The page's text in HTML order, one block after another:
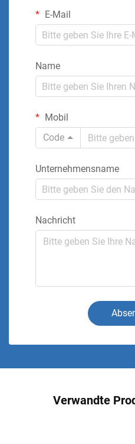
E-Mail
Name
Mobil
Code
Unternehmensname
Nachricht
Verwandte